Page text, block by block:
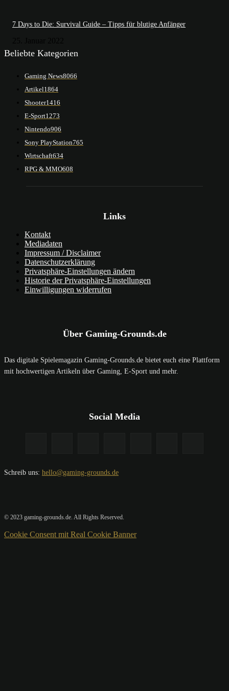
7 Days to Die: Survival Guide – Tipps für blutige Anfänger
Beliebte Kategorien
Gaming News8066
Artikel1864
Shooter1416
E-Sport1273
Nintendo906
Sony PlayStation765
Wirtschaft634
RPG & MMO608
Links
Kontakt
Mediadaten
Impressum / Disclaimer
Datenschutzerklärung
Privatsphäre-Einstellungen ändern
Historie der Privatsphäre-Einstellungen
Einwilligungen widerrufen
Über Gaming-Grounds.de
Das digitale Spielemagazin Gaming-Grounds.de bietet euch eine Plattform
mit hochwertigen Artikeln über Gaming, E-Sport und mehr.
Social Media
Schreib uns: hello@gaming-grounds.de
© 2023 gaming-grounds.de. All Rights Reserved.
Cookie Consent mit Real Cookie Banner